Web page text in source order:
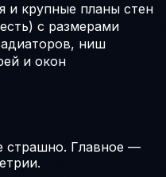
крупные планы стен
с размерами
ниш
и окон
страшно. Главное —